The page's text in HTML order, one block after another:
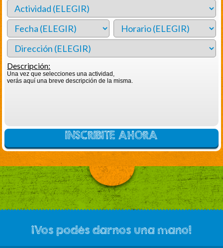
Descripción:
Una vez que selecciones una actividad,
verás aquí una breve descripción de la misma.
INSCRIBITE AHORA
¡Vos podés darnos una mano!